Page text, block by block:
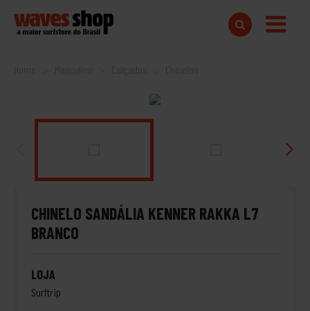
Home
CHINELO SANDÁLIA KENNER RAKKA L7
BRANCO
LOJA
Surftrip